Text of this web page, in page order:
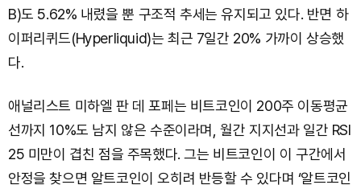
B)도 5.62% 내렸을 뿐 구조적 추세는 유지되고 있다. 반면 하
이퍼리퀴드(Hyperliquid)는 최근 7일간 20% 가까이 상승했
다.
애널리스트 미하엘 판 데 포페는 비트코인이 200주 이동평균
선까지 10%도 남지 않은 수준이라며, 월간 지지선과 일간 RSI
25 미만이 겹친 점을 주목했다. 그는 비트코인이 이 구간에서
안정을 찾으면 알트코인이 오히려 반등할 수 있다며 ‘알트코인